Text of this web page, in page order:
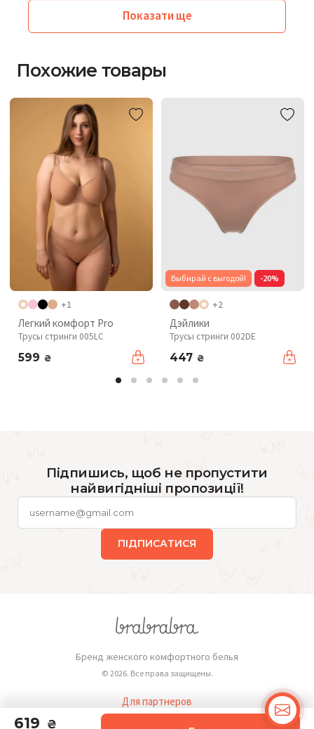
619 ₴
Показати ще
Похожие товары
+1
Легкий комфорт Pro
Трусы стринги 005LC
599 ₴
Выбирай с выгодой! -20%
+2
Дэйлики
Трусы стринги 002DE
447 ₴
Підпишись, щоб не пропустити
найвигідніші пропозиції!
ПІДПИСАТИСЯ
Бренд женского комфортного белья
© 2026. Все права защищены.
Для партнеров